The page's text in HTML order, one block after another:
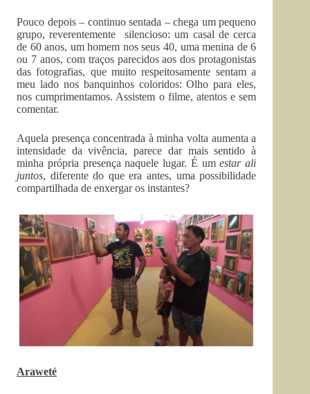
Pouco depois – continuo sentada – chega um pequeno
grupo, reverentemente silencioso: um casal de cerca
de 60 anos, um homem nos seus 40, uma menina de 6
ou 7 anos, com traços parecidos aos dos protagonistas
das fotografias, que muito respeitosamente sentam a
meu lado nos banquinhos coloridos: Olho para eles,
nos cumprimentamos. Assistem o filme, atentos e sem
comentar.
Aquela presença concentrada à minha volta aumenta a
intensidade da vivência, parece dar mais sentido à
minha própria presença naquele lugar. É umestar ali
juntos, diferente do que era antes, uma possibilidade
compartilhada de enxergar os instantes?
Araweté